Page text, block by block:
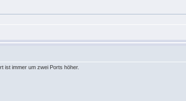
ist immer um zwei Ports höher.